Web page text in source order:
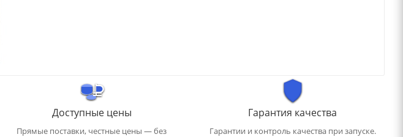
Доступные цены
Прямые поставки, честные цены — без
Гарантия качества
Гарантии и контроль качества при запуске.